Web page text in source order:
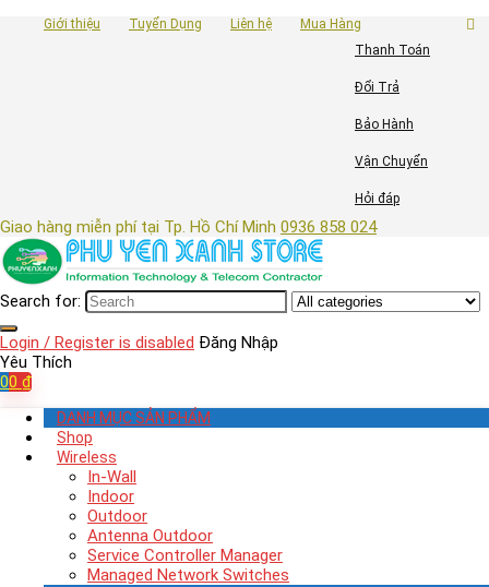
Giới thiệu Tuyển Dụng Liên hệ
Mua Hàng
Thanh Toán
Đổi Trả
Bảo Hành
Vận Chuyển
Hỏi đáp
Giao hàng miễn phí tại Tp. Hồ Chí Minh 0936 858 024
Search for:
Login / Register is disabled Đăng Nhập
Yêu Thích
00 ₫
DANH MỤC SẢN PHẨM
Shop
Wireless
In-Wall
Indoor
Outdoor
Antenna Outdoor
Service Controller Manager
Managed Network Switches